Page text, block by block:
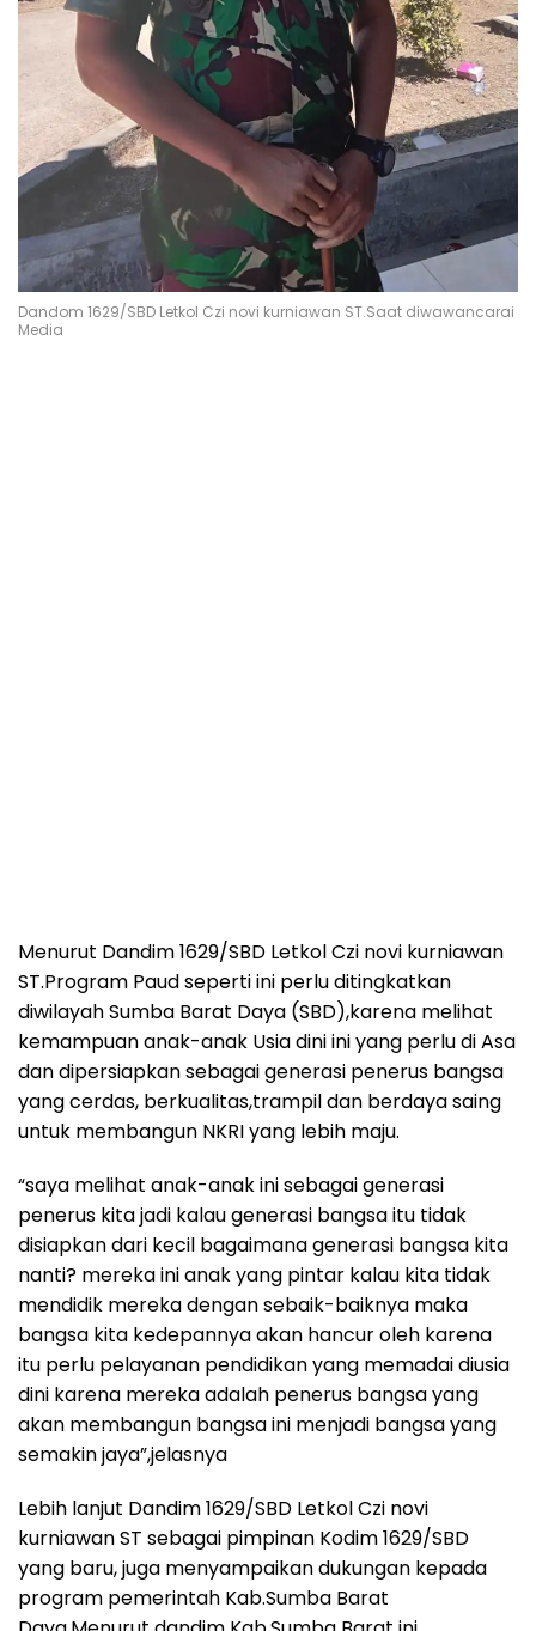
Dandom 1629/SBD Letkol Czi novi kurniawan ST.Saat diwawancarai
Media
Menurut Dandim 1629/SBD Letkol Czi novi kurniawan
ST.Program Paud seperti ini perlu ditingkatkan
diwilayah Sumba Barat Daya (SBD),karena melihat
kemampuan anak-anak Usia dini ini yang perlu di Asa
dan dipersiapkan sebagai generasi penerus bangsa
yang cerdas, berkualitas,trampil dan berdaya saing
untuk membangun NKRI yang lebih maju.
“saya melihat anak-anak ini sebagai generasi
penerus kita jadi kalau generasi bangsa itu tidak
disiapkan dari kecil bagaimana generasi bangsa kita
nanti? mereka ini anak yang pintar kalau kita tidak
mendidik mereka dengan sebaik-baiknya maka
bangsa kita kedepannya akan hancur oleh karena
itu perlu pelayanan pendidikan yang memadai diusia
dini karena mereka adalah penerus bangsa yang
akan membangun bangsa ini menjadi bangsa yang
semakin jaya”,jelasnya
Lebih lanjut Dandim 1629/SBD Letkol Czi novi
kurniawan ST sebagai pimpinan Kodim 1629/SBD
yang baru, juga menyampaikan dukungan kepada
program pemerintah Kab.Sumba Barat